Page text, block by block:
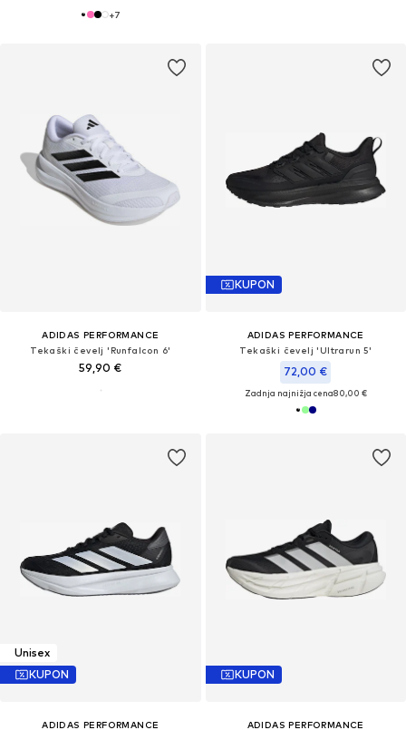
+7
ADIDAS PERFORMANCE
Tekaški čevelj 'Runfalcon 6'
59,90 €
KUPON
ADIDAS PERFORMANCE
Tekaški čevelj 'Ultrarun 5'
72,00 €
Zadnja najnižja cena80,00 €
Unisex
KUPON
ADIDAS PERFORMANCE
KUPON
ADIDAS PERFORMANCE